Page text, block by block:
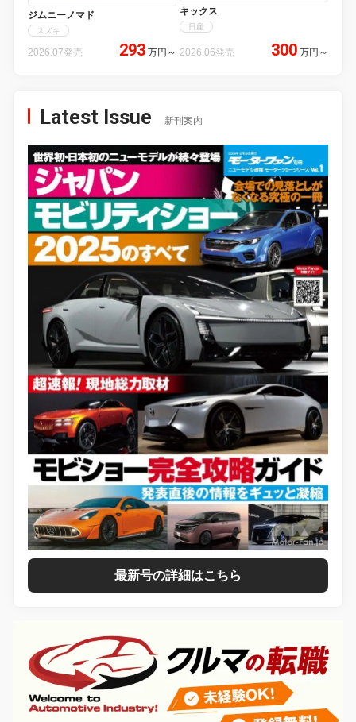
ジムニーノマド
スズキ
2026.07発売 293 万円 ～
キックス
日産
2026.06発売 300 万円 ～
Latest Issue 新刊案内
最新号の詳細はこちら